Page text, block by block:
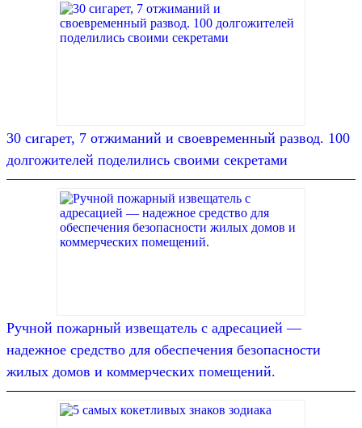
30 сигарет, 7 отжиманий и своевременный развод. 100
долгожителей поделились своими секретами
Ручной пожарный извещатель с адресацией —
надежное средство для обеспечения безопасности
жилых домов и коммерческих помещений.